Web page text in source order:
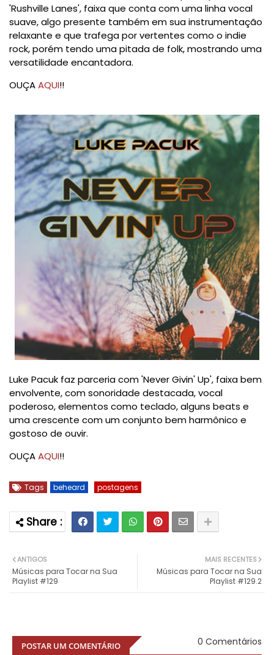
'Rushville Lanes', faixa que conta com uma linha vocal
suave, algo presente também em sua instrumentação
relaxante e que trafega por vertentes como o indie
rock, porém tendo uma pitada de folk, mostrando uma
versatilidade encantadora.
OUÇAAQUI!!
Luke Pacuk faz parceria com 'Never Givin' Up', faixa bem
envolvente, com sonoridade destacada, vocal
poderoso, elementos como teclado, alguns beats e
uma crescente com um conjunto bem harmônico e
gostoso de ouvir.
OUÇAAQUI!!
Tags beheard postagens
MAIS RECENTES
Músicas para Tocar na Sua
Playlist #129.2
ANTIGOS
Músicas para Tocar na Sua
Playlist #129
POSTAR UM COMENTÁRIO 0 Comentários